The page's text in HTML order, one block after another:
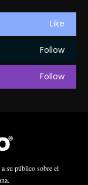
Like
Follow
Follow
su público sobre el